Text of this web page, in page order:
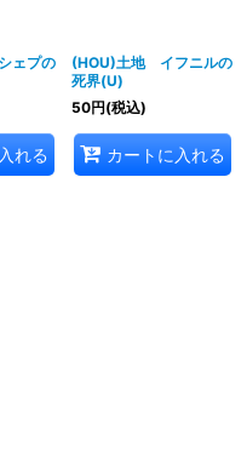
ェプの
れる
(HOU)土地 イフニルの
死界(U)
50円(税込)
カートに入れる